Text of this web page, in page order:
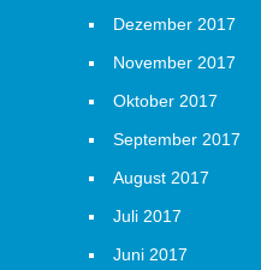
Dezember 2017
November 2017
Oktober 2017
September 2017
August 2017
Juli 2017
Juni 2017